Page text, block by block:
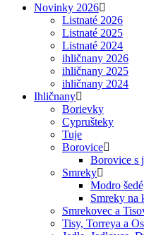
Novinky 2026
Listnaté 2026
Listnaté 2025
Listnaté 2024
ihličnany 2026
ihličnany 2025
ihličnany 2024
Ihličnany
Borievky
Cyprušteky
Tuje
Borovice
Borovice s
Smreky
Modro
Smreky na
Smrekovec a
Tisy, Torreya a